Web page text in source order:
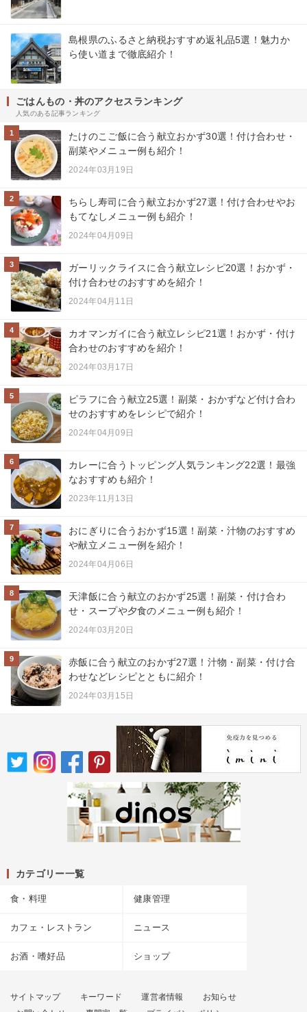
島根県のふるさと納税おすすめ返礼品5選！魅力か
ら使い道まで徹底紹介！
ごはんもの・丼のアクセスランキング
人気のある記事ランキング
1
たけのこご飯に合う献立おかず30選！付け合わせ・
副菜やメニュー例も紹介！
2024年03月19日
2
ちらし寿司に合う献立おかず27選！付け合わせやお
もてなしメニュー例も紹介！
2024年04月09日
3
ガーリックライスに合う献立レシピ20選！おかず・
付け合わせのおすすめを紹介！
2024年04月11日
4
カオマンガイに合う献立レシピ21選！おかず・付け
合わせのおすすめを紹介！
2024年03月17日
5
ピラフに合う献立25選！副菜・おかずなど付け合わ
せのおすすめをレシピで紹介！
2024年04月09日
6
カレーに合うトッピング人気ランキング22選！最強
なおすすめも紹介！
2023年11月13日
7
おにぎりに合うおかず15選！副菜・汁物のおすすめ
や献立メニュー例を紹介！
2024年04月06日
8
天津飯に合う献立のおかず25選！副菜・付け合わ
せ・スープや夕食のメニュー例も紹介！
2024年03月20日
9
赤飯に合う献立のおかず27選！汁物・副菜・付け合
わせなどレシピとともに紹介！
2024年03月15日
カテゴリー一覧
食・料理 健康管理
カフェ・レストラン ニュース
お酒・嗜好品 ショップ
サイトマップ キーワード 運営者情報
お知らせ